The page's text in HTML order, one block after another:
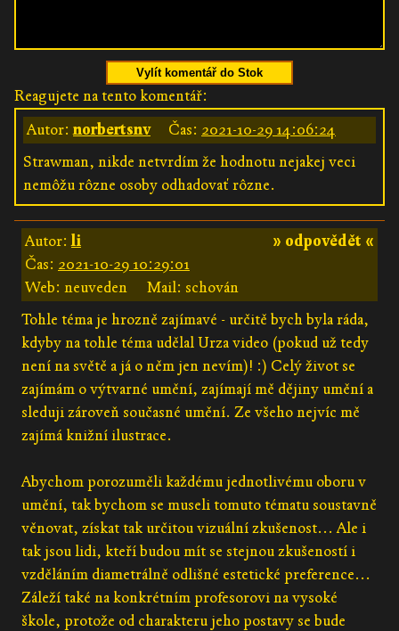
Vylít komentář do Stok
Reagujete na tento komentář:
Autor:norbertsnv Čas: 2021-10-29 14:06:24
Strawman, nikde netvrdím že hodnotu nejakej veci
nemôžu rôzne osoby odhadovať rôzne.
» odpovědět «
Autor:li
Čas: 2021-10-29 10:29:01
Web: neuveden
Mail: schován
Tohle téma je hrozně zajímavé - určitě bych byla ráda,
kdyby na tohle téma udělal Urza video (pokud už tedy
není na světě a já o něm jen nevím)! :) Celý život se
zajímám o výtvarné umění, zajímají mě dějiny umění a
sleduji zároveň současné umění. Ze všeho nejvíc mě
zajímá knižní ilustrace.
Abychom porozuměli každému jednotlivému oboru v
umění, tak bychom se museli tomuto tématu soustavně
věnovat, získat tak určitou vizuální zkušenost... Ale i
tak jsou lidi, kteří budou mít se stejnou zkušeností i
vzděláním diametrálně odlišné estetické preference...
Záleží také na konkrétním profesorovi na vysoké
škole, protože od charakteru jeho postavy se bude